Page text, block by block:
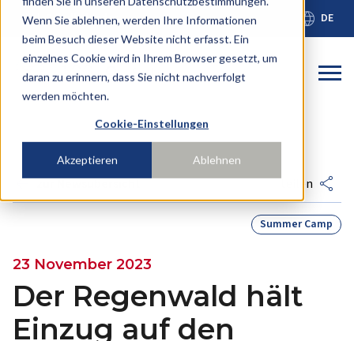
Wenn Sie ablehnen, werden Ihre Informationen
beim Besuch dieser Website nicht erfasst. Ein
einzelnes Cookie wird in Ihrem Browser gesetzt, um
daran zu erinnern, dass Sie nicht nachverfolgt
werden möchten.
Cookie-Einstellungen
Akzeptieren Ablehnen
calendar_month Schulkalender language DE
arrow_back zur Newsübersicht teilen share
Summer Camp
23 November 2023
Der Regenwald hält
Einzug auf den